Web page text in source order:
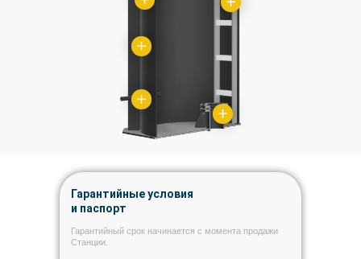
Гарантийные условия
и паспорт
Гарантийный срок начинается с момента продажи
Станции.